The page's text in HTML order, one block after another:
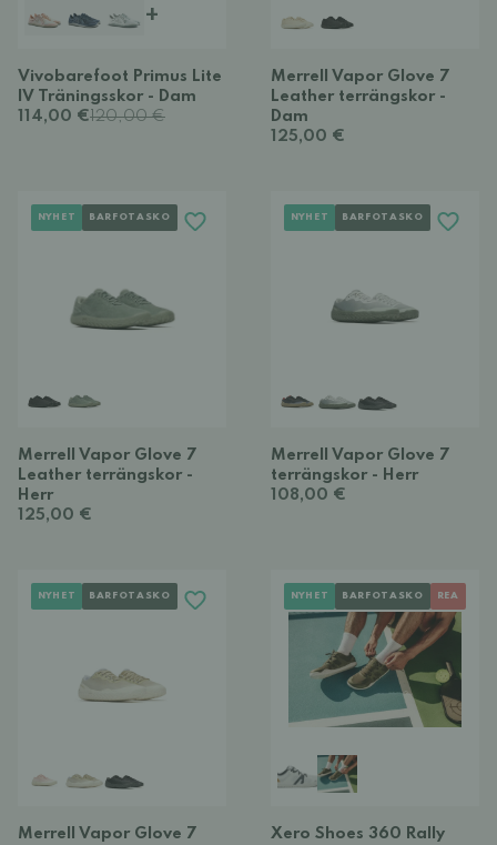
+
Vivobarefoot Primus Lite
IV Träningsskor - Dam
114,00 €120,00 €
Merrell Vapor Glove 7
Leather terrängskor -
Dam
125,00 €
NYHET BARFOTASKO
Merrell Vapor Glove 7
Leather terrängskor -
Herr
125,00 €
NYHET BARFOTASKO
Merrell Vapor Glove 7
terrängskor - Herr
108,00 €
NYHET BARFOTASKO
Merrell Vapor Glove 7
NYHET BARFOTASKO REA
Xero Shoes 360 Rally